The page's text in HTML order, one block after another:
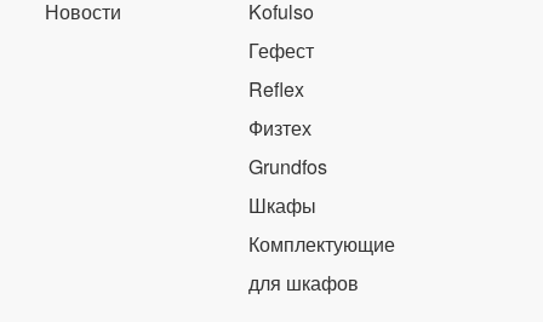
Новости
Kofulso
Гефест
Reflex
Физтех
Grundfos
Шкафы
Комплектующие
для шкафов